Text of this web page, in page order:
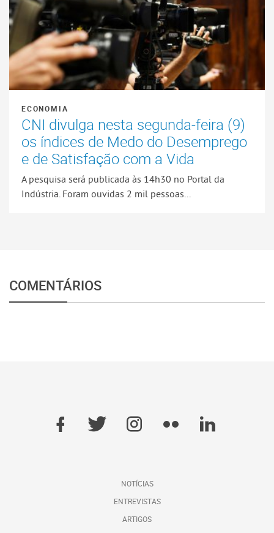
ECONOMIA
CNI divulga nesta segunda-feira (9)
os índices de Medo do Desemprego
e de Satisfação com a Vida
A pesquisa será publicada às 14h30 no Portal da
Indústria. Foram ouvidas 2 mil pessoas...
COMENTÁRIOS
NOTÍCIAS
ENTREVISTAS
ARTIGOS